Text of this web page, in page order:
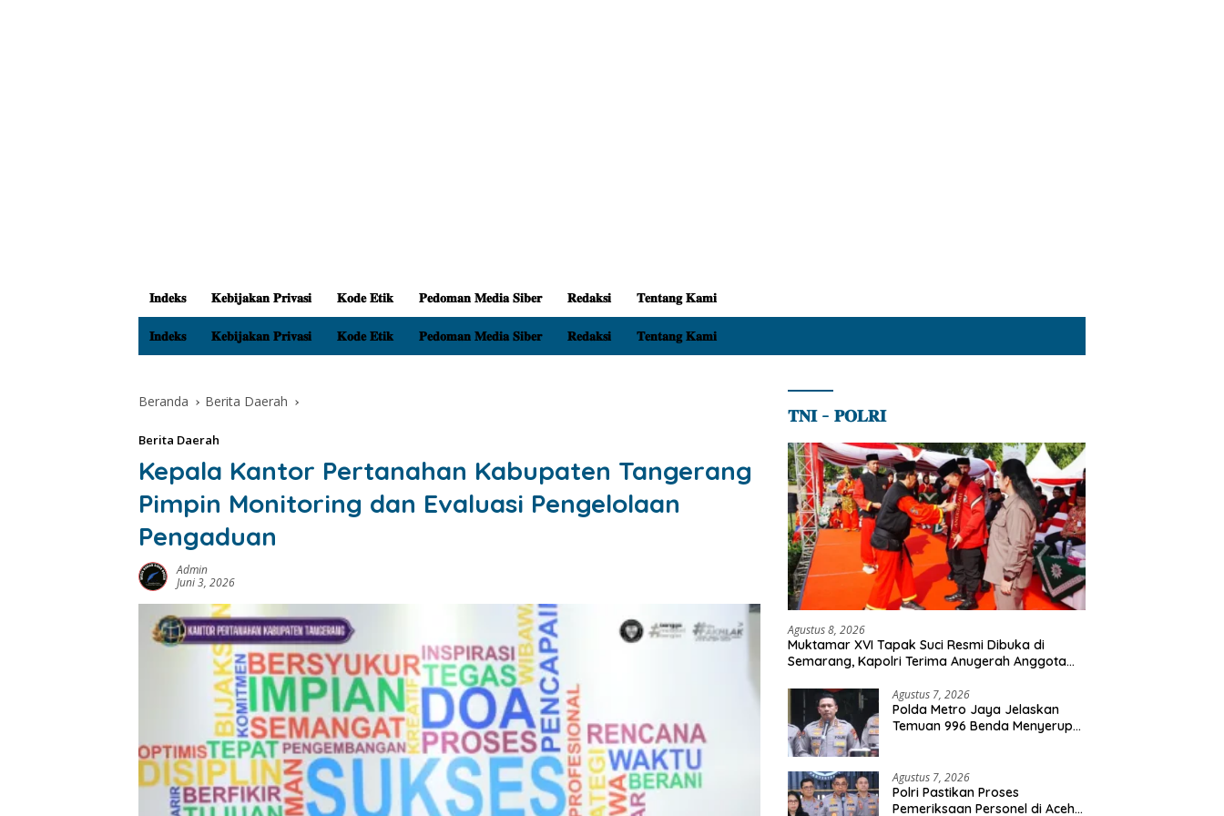
𝐈𝐧𝐝𝐞𝐤𝐬 𝐊𝐞𝐛𝐢𝐣𝐚𝐤𝐚𝐧 𝐏𝐫𝐢𝐯𝐚𝐬𝐢 𝐊𝐨𝐝𝐞 𝐄𝐭𝐢𝐤 𝐏𝐞𝐝𝐨𝐦𝐚𝐧 𝐌𝐞𝐝𝐢𝐚 𝐒𝐢𝐛𝐞𝐫 𝐑𝐞𝐝𝐚𝐤𝐬𝐢 𝐓𝐞𝐧𝐭𝐚𝐧𝐠 𝐊𝐚𝐦𝐢
𝐈𝐧𝐝𝐞𝐤𝐬 𝐊𝐞𝐛𝐢𝐣𝐚𝐤𝐚𝐧 𝐏𝐫𝐢𝐯𝐚𝐬𝐢 𝐊𝐨𝐝𝐞 𝐄𝐭𝐢𝐤 𝐏𝐞𝐝𝐨𝐦𝐚𝐧 𝐌𝐞𝐝𝐢𝐚 𝐒𝐢𝐛𝐞𝐫 𝐑𝐞𝐝𝐚𝐤𝐬𝐢 𝐓𝐞𝐧𝐭𝐚𝐧𝐠 𝐊𝐚𝐦𝐢
Beranda Berita Daerah
Berita Daerah
Kepala Kantor Pertanahan Kabupaten Tangerang
Pimpin Monitoring dan Evaluasi Pengelolaan
Pengaduan
Admin
Juni 3, 2026
𝐓𝐍𝐈 – 𝐏𝐎𝐋𝐑𝐈
Agustus 8, 2026
Muktamar XVI Tapak Suci Resmi Dibuka di
Semarang, Kapolri Terima Anugerah Anggota
Agustus 7, 2026
Polda Metro Jaya Jelaskan
Temuan 996 Benda Menyerupai
Agustus 7, 2026
Polri Pastikan Proses
Pemeriksaan Personel di Aceh